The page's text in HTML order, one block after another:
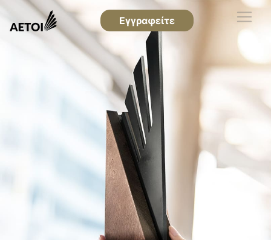
Εγγραφείτε